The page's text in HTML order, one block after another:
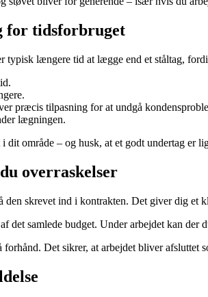
for tidsforbruget
typisk længere tid at lægge end et ståltag,
præcis tilpasning for at undgå
lægningen.
område – og husk, at et godt undertag er
overraskelser
den skrevet ind i kontrakten. Det giver dig
det samlede budget. Under arbejdet kan der
Det sikrer, at arbejdet bliver afsluttet